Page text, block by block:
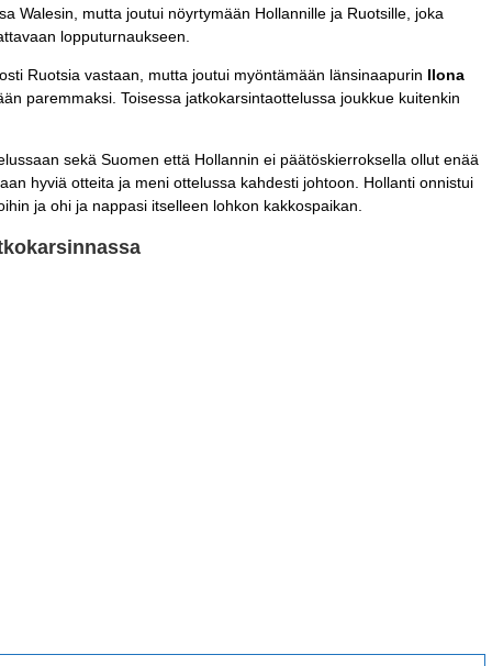
Walesin, mutta joutui nöyrtymään Hollannille ja Ruotsille, joka
lopputurnaukseen.
Ruotsia vastaan, mutta joutui myöntämään länsinaapurin Ilona
paremmaksi. Toisessa jatkokarsintaottelussa joukkue kuitenkin
sekä Suomen että Hollannin ei päätöskierroksella ollut enää
hyviä otteita ja meni ottelussa kahdesti johtoon. Hollanti onnistui
ja ohi ja nappasi itselleen lohkon kakkospaikan.